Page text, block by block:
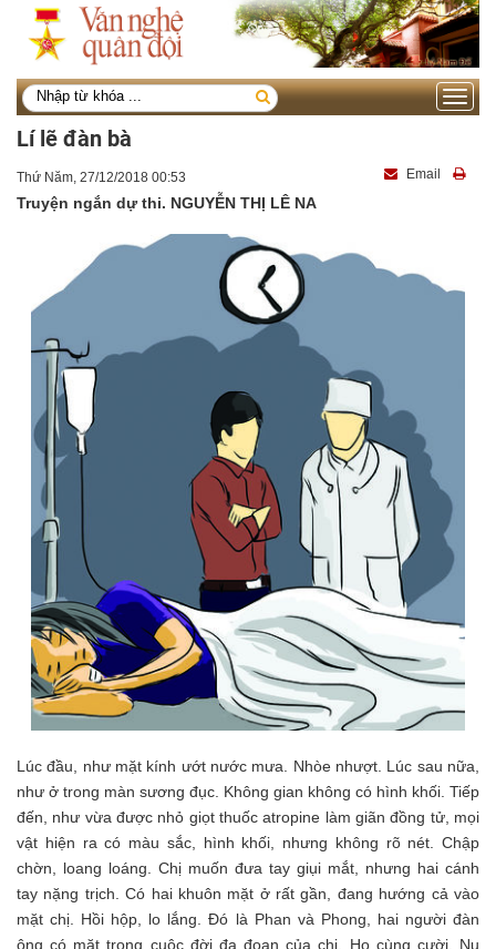
Toggle
Lí lẽ đàn bà
Thứ Năm, 27/12/2018 00:53 Email
Truyện ngắn dự thi. NGUYỄN THỊ LÊ NA
Lúc đầu, như mặt kính ướt nước mưa. Nhòe nhượt. Lúc sau nữa,
như ở trong màn sương đục. Không gian không có hình khối. Tiếp
đến, như vừa được nhỏ giọt thuốc atropine làm giãn đồng tử, mọi
vật hiện ra có màu sắc, hình khối, nhưng không rõ nét. Chập
chờn, loang loáng. Chị muốn đưa tay giụi mắt, nhưng hai cánh
tay nặng trịch. Có hai khuôn mặt ở rất gần, đang hướng cả vào
mặt chị. Hồi hộp, lo lắng. Đó là Phan và Phong, hai người đàn
ông có mặt trong cuộc đời đa đoan của chị. Họ cùng cười. Nụ